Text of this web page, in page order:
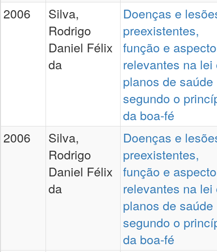
2006
Silva,
Rodrigo
Daniel Félix
da
Doenças e
preexistentes,
função e
relevantes na lei
planos de saúde
segundo o
da boa-fé
2006
Silva,
Rodrigo
Daniel Félix
da
Doenças e
preexistentes,
função e
relevantes na lei
planos de saúde
segundo o
da boa-fé